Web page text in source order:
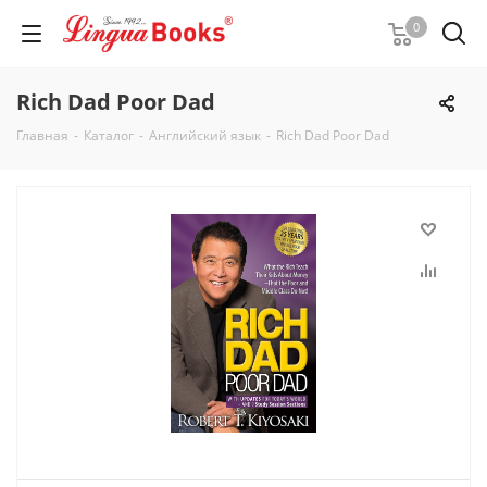
0
Rich Dad Poor Dad
Главная - Каталог - Английский язык - Rich Dad Poor Dad